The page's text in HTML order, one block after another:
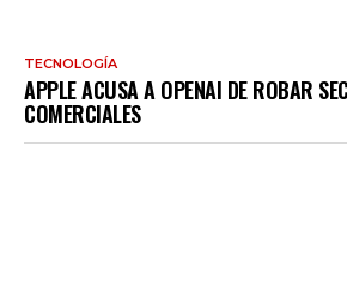
TECNOLOGÍA
APPLE ACUSA A OPENAI DE ROBAR
COMERCIALES